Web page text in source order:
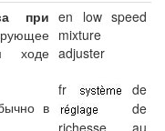
при
ходе
в
en low speed
mixture
adjuster
fr
de
de
richesse au